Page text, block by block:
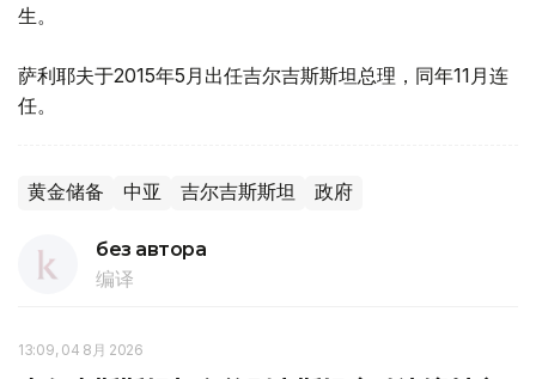
生。
萨利耶夫于2015年5月出任吉尔吉斯斯坦总理，同年11月连
任。
黄金储备 中亚 吉尔吉斯斯坦 政府
без автора
编译
13:09, 04 8月 2026